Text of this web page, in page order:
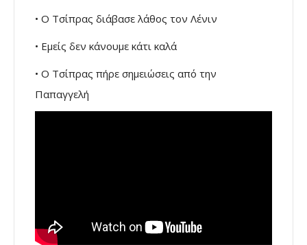
• Ο Τσίπρας διάβασε λάθος τον Λένιν
• Εμείς δεν κάνουμε κάτι καλά
• Ο Τσίπρας πήρε σημειώσεις από την
Παπαγγελή